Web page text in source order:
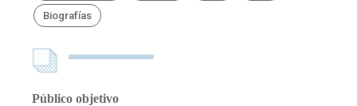
Biografías
Público objetivo